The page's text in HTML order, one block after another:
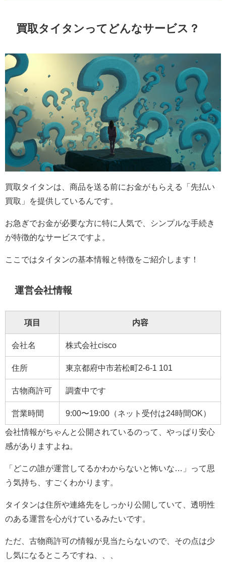
買取タイタンってどんなサービス？
買取タイタンは、商品を送る前にお金がもらえる「先払い
買取」を提供しているんです。
お急ぎでお金が必要な方に特に人気で、シンプルな手続き
が特徴的なサービスですよ。
ここではタイタンの基本情報と特徴をご紹介します！
運営会社情報
項目 内容
会社名 株式会社cisco
住所 東京都府中市若松町2-6-1 101
古物商許可 調査中です
営業時間 9:00〜19:00（ネット受付は24時間OK）
会社情報がちゃんと公開されているのって、やっぱり安心
感がありますよね。
「どこの誰が運営してるかわからないと怖いな…」って思
う気持ち、すごくわかります。
タイタンは住所や連絡先をしっかり公開していて、透明性
のある運営を心がけているみたいです。
ただ、古物商許可の情報が見当たらないので、その点は少
し気になるところですね、、、